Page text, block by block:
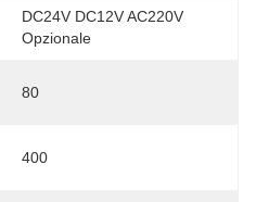
DC24V DC12V AC220V
Opzionale
80
400